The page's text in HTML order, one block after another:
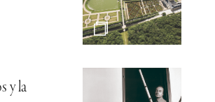
y la